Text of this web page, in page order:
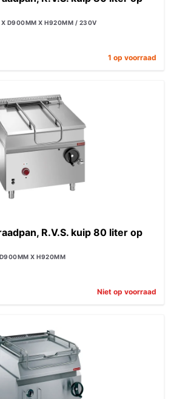
D900MM X H920MM / 230V
1 op voorraad
R.V.S. kuip 80 liter op
X H920MM
Niet op voorraad